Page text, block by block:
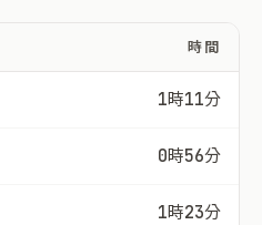
時間
1時11分
0時56分
1時23分